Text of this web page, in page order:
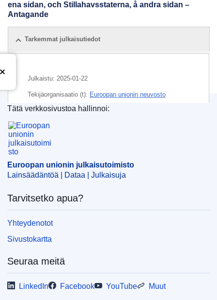
ena sidan, och Stillahavsstaterna, å andra sidan –
Antagande
Tarkemmat julkaisutiedot
Julkaistu: 2025-01-22
Tekijäorganisaatio (t): Euroopan unionin neuvosto
IMMC : ST 5404 2025 COR 1
Euroopan unionin julkaisutoimisto
Tätä verkkosivustoa hallinnoi:
Euroopan unionin julkaisutoimisto
Lainsäädäntöä | Dataa | Julkaisuja
Tarvitsetko apua?
Yhteydenotot
Sivustokartta
Seuraa meitä
LinkedIn Facebook YouTube Muut